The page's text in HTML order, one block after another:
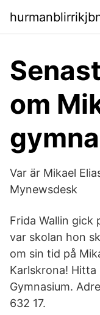
om
Var är Mikael
Mynewsdesk
Frida Wallin gick
var skolan hon
om sin tid på
Karlskrona!
Gymnasium.
632 17.